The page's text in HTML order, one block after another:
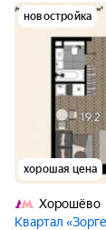
новостройка
хорошая цена
Хорошёво
Квартал